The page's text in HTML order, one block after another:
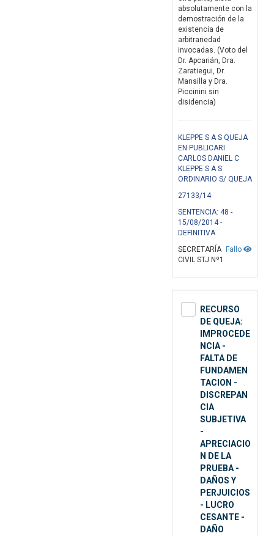
absolutamente con la
demostración de la
existencia de
arbitrariedad
invocadas. (Voto del
Dr. Apcarián, Dra.
Zaratiegui, Dr.
Mansilla y Dra.
Piccinini sin
disidencia)
KLEPPE S A S QUEJA
EN PUBLICARI
CARLOS DANIEL C
KLEPPE S A S
ORDINARIO S/ QUEJA
27133/14
SENTENCIA: 48 -
15/08/2014 -
DEFINITIVA
Fallo
SECRETARÍA
CIVIL STJ Nº1
RECURSO
DE QUEJA:
IMPROCEDE
NCIA -
FALTA DE
FUNDAMEN
TACION -
DISCREPAN
CIA
SUBJETIVA
-
APRECIACIO
N DE LA
PRUEBA -
DAÑOS Y
PERJUICIOS
- LUCRO
CESANTE -
DAÑO